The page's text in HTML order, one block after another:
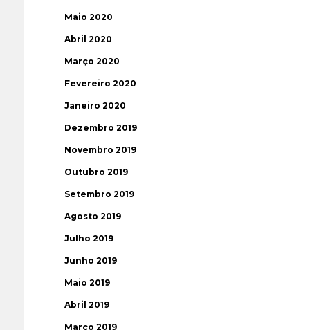
Maio 2020
Abril 2020
Março 2020
Fevereiro 2020
Janeiro 2020
Dezembro 2019
Novembro 2019
Outubro 2019
Setembro 2019
Agosto 2019
Julho 2019
Junho 2019
Maio 2019
Abril 2019
Março 2019